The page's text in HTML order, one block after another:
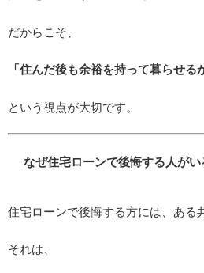
だからこそ、
「住んだ後も余裕を持って暮らせる
という視点が大切です。
なぜ住宅ローンで後悔する人がい
住宅ローンで後悔する方には、ある
それは、